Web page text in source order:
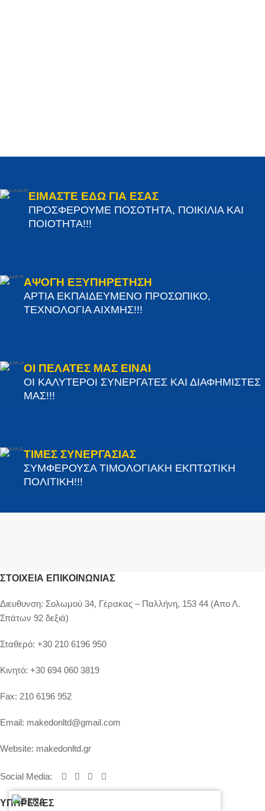
ΕΙΜΑΣΤΕ ΕΔΩ ΓΙΑ ΕΣΑΣ
ΠΡΟΣΦΕΡΟΥΜΕ ΠΟΣΟΤΗΤΑ, ΠΟΙΚΙΛΙΑ ΚΑΙ
ΠΟΙΟΤΗΤΑ!!!
ΑΨΟΓΗ ΕΞΥΠΗΡΕΤΗΣΗ
ΑΡΤΙΑ ΕΚΠΑΙΔΕΥΜΕΝΟ ΠΡΟΣΩΠΙΚΟ,
ΤΕΧΝΟΛΟΓΙΑ ΑΙΧΜΗΣ!!!
ΟΙ ΠΕΛΑΤΕΣ ΜΑΣ ΕΙΝΑΙ
ΟΙ ΚΑΛΥΤΕΡΟΙ ΣΥΝΕΡΓΑΤΕΣ ΚΑΙ ΔΙΑΦΗΜΙΣΤΕΣ
ΜΑΣ!!!
ΤΙΜΕΣ ΣΥΝΕΡΓΑΣΙΑΣ
ΣΥΜΦΕΡΟΥΣΑ ΤΙΜΟΛΟΓΙΑΚΗ ΕΚΠΤΩΤΙΚΗ
ΠΟΛΙΤΙΚΗ!!!
ΣΤΟΙΧΕΊΑ ΕΠΙΚΟΙΝΩΝΊΑΣ
Διευθυνση: Σολωμού 34, Γέρακας – Παλλήνη, 153 44 (Απο Λ.
Σπάτων 92 δεξιά)
Σταθερό: +30 210 6196 950
Κινητό: +30 694 060 3819
Fax: 210 6196 952
Email: makedonltd@gmail.com
Website: makedonltd.gr
Social Media:
ΥΠΗΡΕΣΙΕΣ